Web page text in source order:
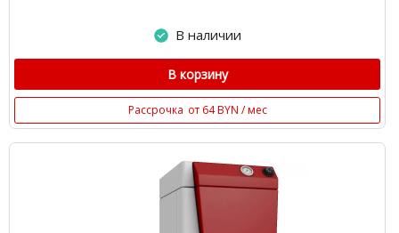
В наличии
В корзину
Рассрочка от 64 BYN / мес